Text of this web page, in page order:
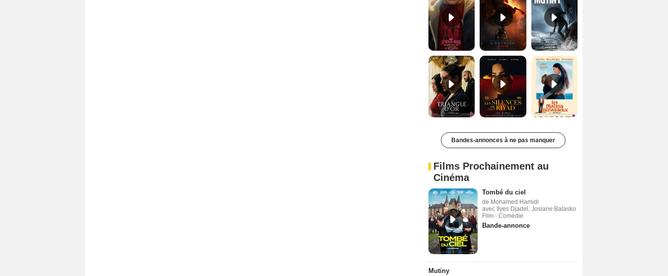
Les Silences de Riyad Bande-annonce VO STFR Les Matins merveilleux Bande-annonce VF
Bandes-annonces à ne pas manquer
Films Prochainement au
Cinéma
Tombé du ciel
de Mohamed Hamidi
avec Ilyes Djadel, Josiane Balasko
Film - Comédie
Bande-annonce
Mutiny